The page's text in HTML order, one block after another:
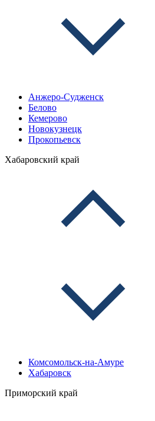
Анжеро-Судженск
Белово
Кемерово
Новокузнецк
Прокопьевск
Хабаровский край
Комсомольск-на-Амуре
Хабаровск
Приморский край